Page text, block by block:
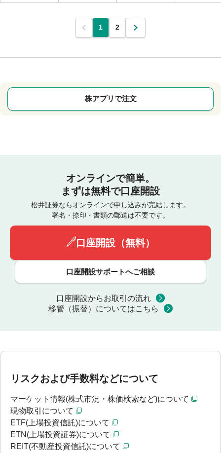
1 2
株アプリで注文
オンラインで簡単。
まずは無料で口座開設
松井証券ならオンラインで申し込みが完結します。
署名・捺印・書類の郵送は不要です。
口座開設（無料）
口座開設サポートへご相談
口座開設からお取引の流れ
移管（振替）についてはこちら
リスクおよび手数料などについて
マーケット情報(株式市況・株価検索など)について
現物取引について
ETF(上場投資信託)について
ETN(上場投資証券)について
REIT(不動産投資信託)について